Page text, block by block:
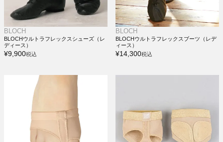
BLOCH
BLOCHウルトラフレックスシューズ（レ
ディース）
¥9,900税込
BLOCH
BLOCHウルトラフレックスブーツ（レデ
ィース）
¥14,300税込